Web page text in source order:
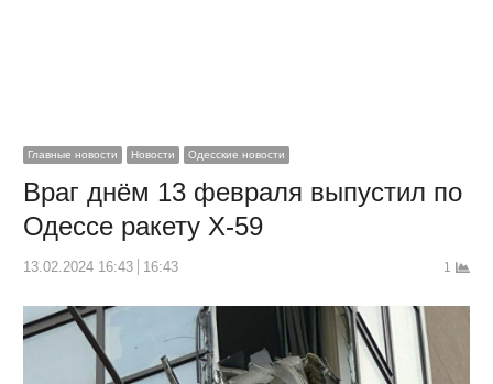
Главные новости Новости Одесские новости
Враг днём 13 февраля выпустил по
Одессе ракету Х-59
13.02.2024 16:43 16:43 1